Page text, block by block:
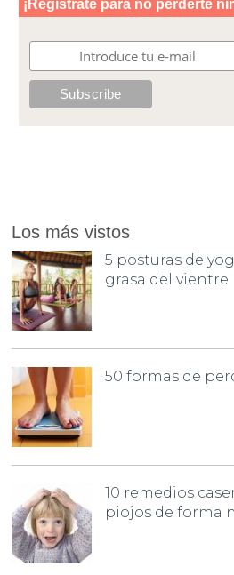
Los más vistos
5 posturas de
grasa del vientre
50 formas de
10 remedios
piojos de forma